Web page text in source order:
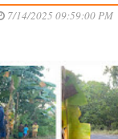
7/14/2025 09:59:00 PM